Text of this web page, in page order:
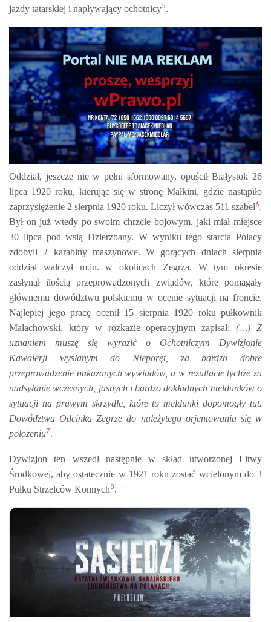
jazdy tatarskiej i napływający ochotnicy5.
Oddział, jeszcze nie w pełni sformowany, opuścił Białystok 26
lipca 1920 roku, kierując się w stronę Małkini, gdzie nastąpiło
zaprzysiężenie 2 sierpnia 1920 roku. Liczył wówczas 511 szabel6.
Był on już wtedy po swoim chrzcie bojowym, jaki miał miejsce
30 lipca pod wsią Dzierzbany. W wyniku tego starcia Polacy
zdobyli 2 karabiny maszynowe. W gorących dniach sierpnia
oddział walczył m.in. w okolicach Zegrza. W tym okresie
zasłynął ilością przeprowadzonych zwiadów, które pomagały
głównemu dowództwu polskiemu w ocenie sytuacji na froncie.
Najlepiej jego pracę ocenił 15 sierpnia 1920 roku pułkownik
Małachowski, który w rozkazie operacyjnym zapisał:(…) Z
uznaniem muszę się wyrazić o Ochotniczym Dywizjonie
Kawalerji wysłanym do Nieporęt, za bardzo dobre
przeprowadzenie nakazanych wywiadów, a w rezultacie tychże za
nadsyłanie wczesnych, jasnych i bardzo dokładnych meldunków o
sytuacji na prawym skrzydle, które to meldunki dopomogły tut.
Dowództwa Odcinka Zegrze do należytego orjentowania się w
położeniu7.
Dywizjon ten wszedł następnie w skład utworzonej Litwy
Środkowej, aby ostatecznie w 1921 roku zostać wcielonym do 3
Pułku Strzelców Konnych8.